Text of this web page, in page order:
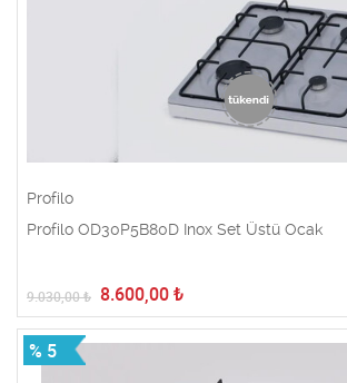
Profilo
Profilo OD30P5B80D Inox Set Üstü Ocak
9.030,00₺ 8.600,00 ₺
% 5